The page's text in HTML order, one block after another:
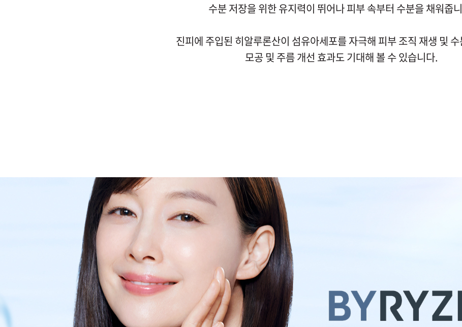
수분 저장을 위한 유지력이 뛰어나 피부 속부터 수분을 채워줍
진피에 주입된 히알루론산이 섬유아세포를 자극해 피부 조직 재생 및
모공 및 주름 개선 효과도 기대해 볼 수 있습니다.